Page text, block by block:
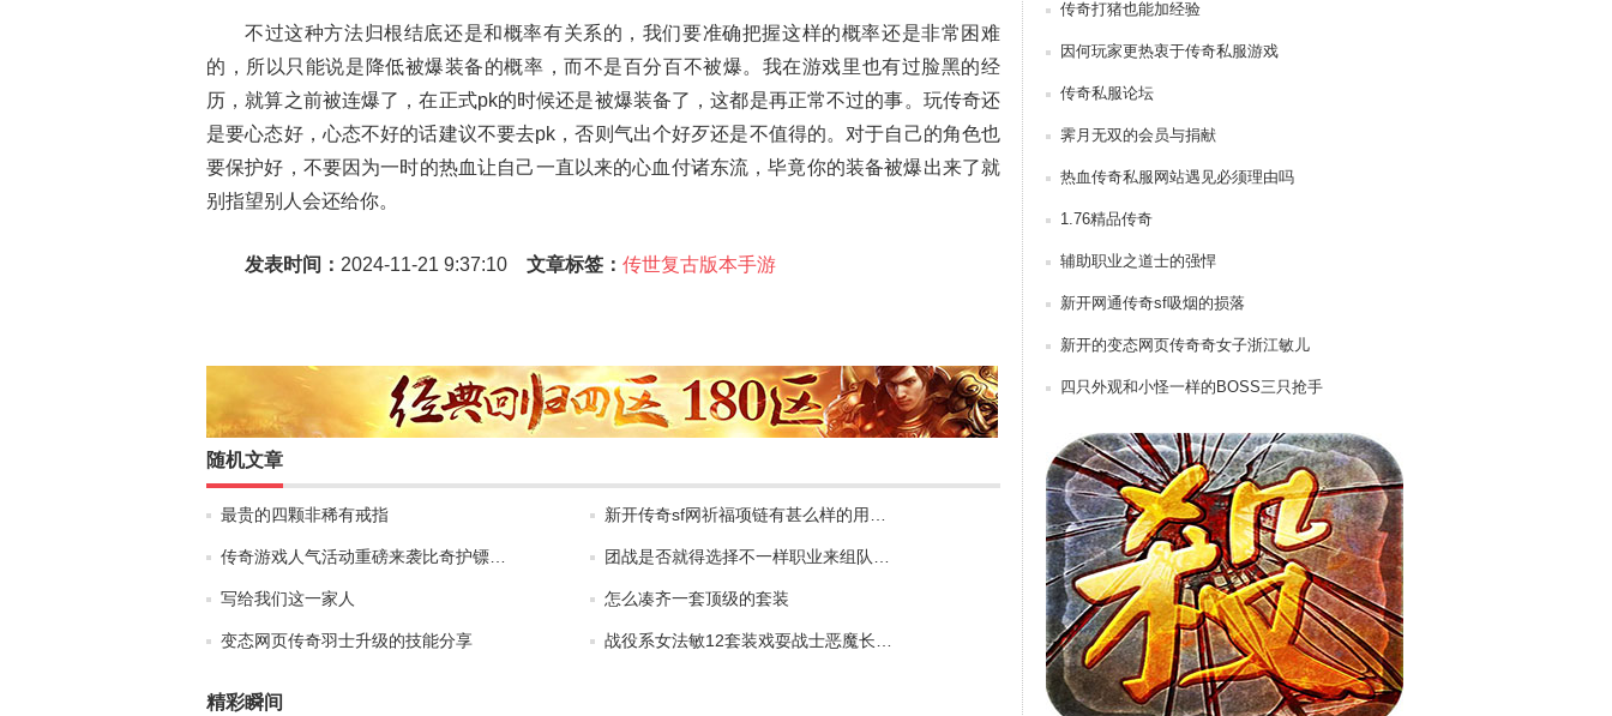
不过这种方法归根结底还是和概率有关系的，我们要准确把握这样的概率还是非常困难
的，所以只能说是降低被爆装备的概率，而不是百分百不被爆。我在游戏里也有过脸黑的经
历，就算之前被连爆了，在正式pk的时候还是被爆装备了，这都是再正常不过的事。玩传奇还
是要心态好，心态不好的话建议不要去pk，否则气出个好歹还是不值得的。对于自己的角色也
要保护好，不要因为一时的热血让自己一直以来的心血付诸东流，毕竟你的装备被爆出来了就
别指望别人会还给你。
发表时间： 2024-11-21 9:37:10 文章标签： 传世复古版本手游
随机文章
最贵的四颗非稀有戒指 新开传奇sf网祈福项链有甚么样的用…
传奇游戏人气活动重磅来袭比奇护镖… 团战是否就得选择不一样职业来组队…
写给我们这一家人 怎么凑齐一套顶级的套装
变态网页传奇羽士升级的技能分享 战役系女法敏12套装戏耍战士恶魔长…
精彩瞬间
传奇打猪也能加经验
因何玩家更热衷于传奇私服游戏
传奇私服论坛
霁月无双的会员与捐献
热血传奇私服网站遇见必须理由吗
1.76精品传奇
辅助职业之道士的强悍
新开网通传奇sf吸烟的损落
新开的变态网页传奇奇女子浙江敏儿
四只外观和小怪一样的BOSS三只抢手